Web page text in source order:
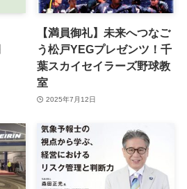
【満員御礼】未来へつなご
う松戸YEGプレゼンツ！千
葉スカイセイラーズ野球教
室
2025年7月12日